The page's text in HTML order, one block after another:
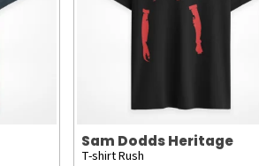
Sam Dodds Heritage
T-shirt Rush